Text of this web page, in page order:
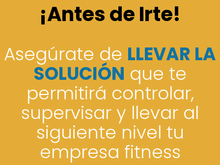
¡Antes de Irte!
Asegúrate de LLEVAR LA
SOLUCIÓN que te
permitirá controlar,
supervisar y llevar al
siguiente nivel tu
empresa fitness